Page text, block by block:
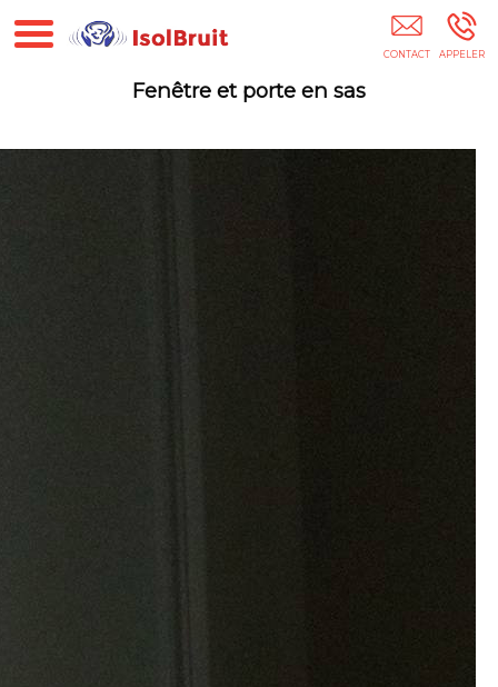
Isolbruit Habitat Systèmes 75
Fenêtre et porte en sas